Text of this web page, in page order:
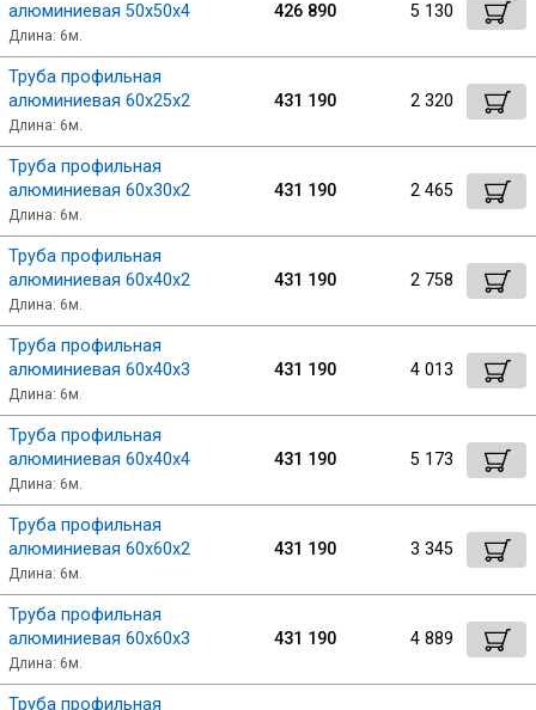
алюминиевая 50х50х4
Длина: 6м.
426 890 5 130
Труба профильная
алюминиевая 60х25х2
Длина: 6м.
431 190 2 320
Труба профильная
алюминиевая 60х30х2
Длина: 6м.
431 190 2 465
Труба профильная
алюминиевая 60х40х2
Длина: 6м.
431 190 2 758
Труба профильная
алюминиевая 60х40х3
Длина: 6м.
431 190 4 013
Труба профильная
алюминиевая 60х40х4
Длина: 6м.
431 190 5 173
Труба профильная
алюминиевая 60х60х2
Длина: 6м.
431 190 3 345
Труба профильная
алюминиевая 60х60х3
Длина: 6м.
431 190 4 889
Труба профильная